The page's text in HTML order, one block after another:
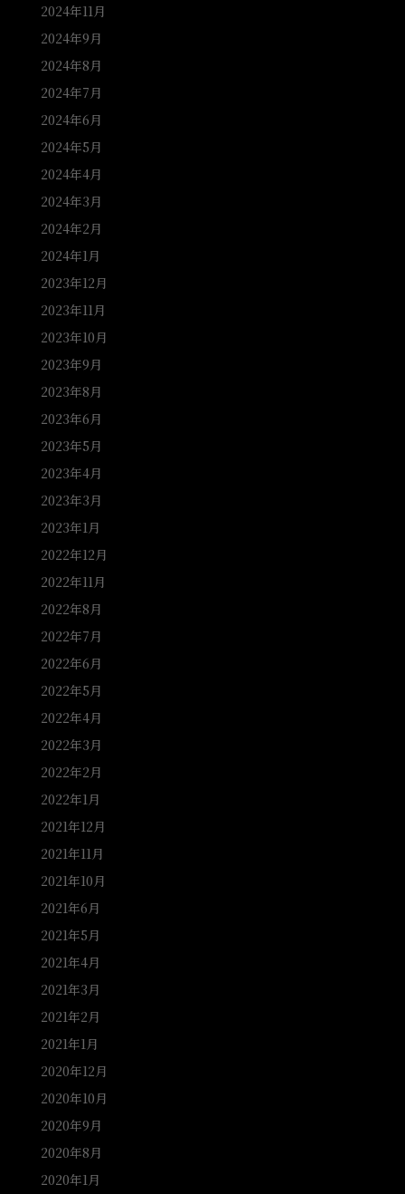
2024年11月
2024年9月
2024年8月
2024年7月
2024年6月
2024年5月
2024年4月
2024年3月
2024年2月
2024年1月
2023年12月
2023年11月
2023年10月
2023年9月
2023年8月
2023年6月
2023年5月
2023年4月
2023年3月
2023年1月
2022年12月
2022年11月
2022年8月
2022年7月
2022年6月
2022年5月
2022年4月
2022年3月
2022年2月
2022年1月
2021年12月
2021年11月
2021年10月
2021年6月
2021年5月
2021年4月
2021年3月
2021年2月
2021年1月
2020年12月
2020年10月
2020年9月
2020年8月
2020年1月